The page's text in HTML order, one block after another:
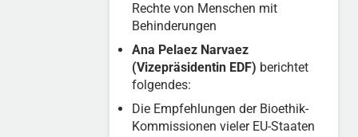
Rechte von Menschen mit
Behinderungen
Ana Pelaez Narvaez
(Vizepräsidentin EDF) berichtet
folgendes:
Die Empfehlungen der Bioethik-
Kommissionen vieler EU-Staaten